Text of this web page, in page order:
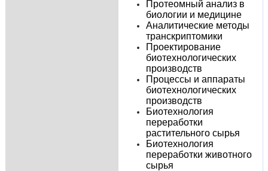
Протеомный анализ в
биологии и медицине
Аналитические методы
транскриптомики
Проектирование
биотехнологических
производств
Процессы и аппараты
биотехнологических
производств
Биотехнология
переработки
растительного сырья
Биотехнология
переработки животного
сырья